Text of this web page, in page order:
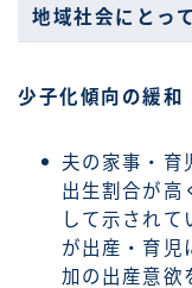
地域社会にとっ
少子化傾向の緩和
夫の家事・育
出生割合が高
して示されて
が出産・育児
加の出産意欲